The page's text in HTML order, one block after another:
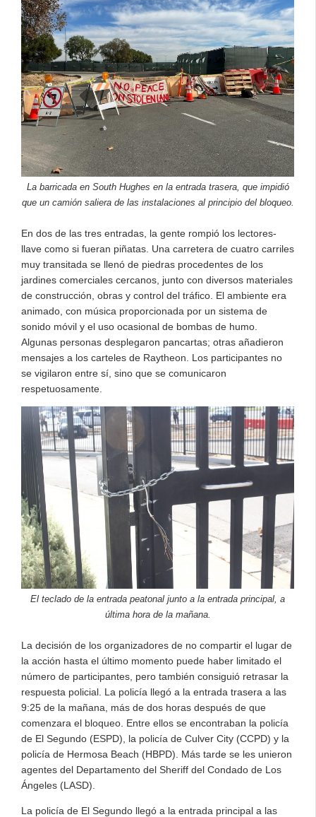
La barricada en South Hughes en la entrada trasera, que impidió
que un camión saliera de las instalaciones al principio del bloqueo.
En dos de las tres entradas, la gente rompió los lectores-
llave como si fueran piñatas. Una carretera de cuatro carriles
muy transitada se llenó de piedras procedentes de los
jardines comerciales cercanos, junto con diversos materiales
de construcción, obras y control del tráfico. El ambiente era
animado, con música proporcionada por un sistema de
sonido móvil y el uso ocasional de bombas de humo.
Algunas personas desplegaron pancartas; otras añadieron
mensajes a los carteles de Raytheon. Los participantes no
se vigilaron entre sí, sino que se comunicaron
respetuosamente.
El teclado de la entrada peatonal junto a la entrada principal, a
última hora de la mañana.
La decisión de los organizadores de no compartir el lugar de
la acción hasta el último momento puede haber limitado el
número de participantes, pero también consiguió retrasar la
respuesta policial. La policía llegó a la entrada trasera a las
9:25 de la mañana, más de dos horas después de que
comenzara el bloqueo. Entre ellos se encontraban la policía
de El Segundo (ESPD), la policía de Culver City (CCPD) y la
policía de Hermosa Beach (HBPD). Más tarde se les unieron
agentes del Departamento del Sheriff del Condado de Los
Ángeles (LASD).
La policía de El Segundo llegó a la entrada principal a las